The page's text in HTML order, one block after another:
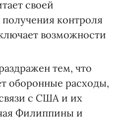
своей
контроля
возможности
тем, что
оборонные расходы,
с США и их
Филиппины и